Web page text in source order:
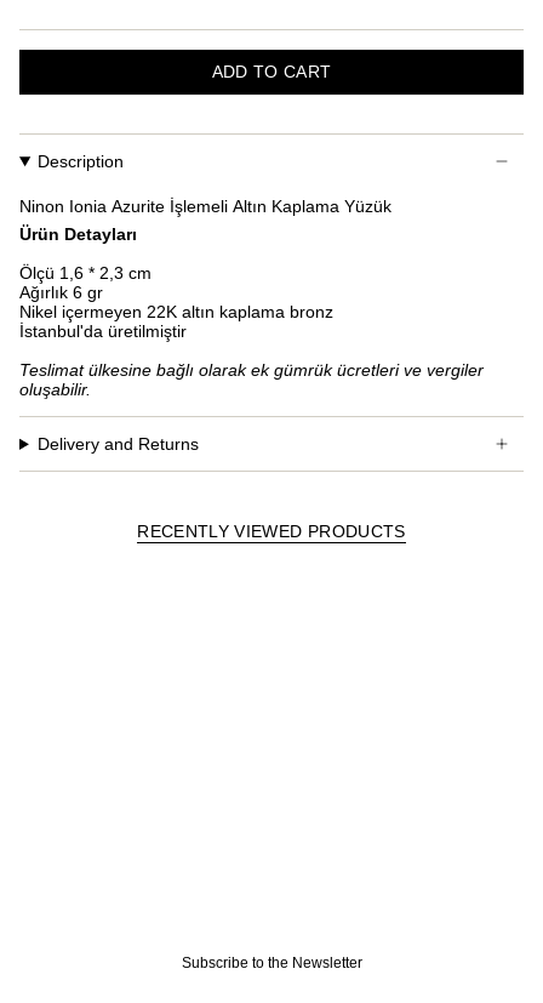
ADD TO CART
Description
Ninon Ionia Azurite İşlemeli Altın Kaplama Yüzük
Ürün Detayları
Ölçü 1,6 * 2,3 cm
Ağırlık 6 gr
Nikel içermeyen 22K altın kaplama bronz
İstanbul'da üretilmiştir
Teslimat ülkesine bağlı olarak ek gümrük ücretleri ve vergiler
oluşabilir.
Delivery and Returns
RECENTLY VIEWED PRODUCTS
Subscribe to the Newsletter